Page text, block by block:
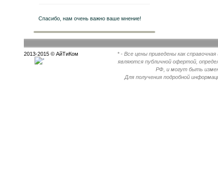
Спасибо, нам очень важно ваше мнение!
2013-2015 © АйТиКом
* - Все цены приведены как
являются публичной офертой,
РФ, и могут быть
Для получения подробной